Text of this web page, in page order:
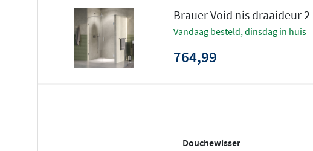
koper
Te plaatsen op een tegelvloer of op een douchebak
Omkeerbaar ontwerp, dus geschikt voor zowel links als
Duurzaam en onderhoudsvriendelijk
Deze beschermt tegen kalk en zeepresten, waardoor het glas
Brauer Void nis draaideur
vandaag besteld, dinsdag in huis
764,99
Douchewisser